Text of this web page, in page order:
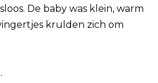
De baby was klein, warm
krulden zich om